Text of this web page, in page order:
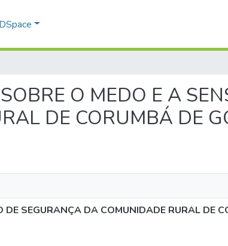
O MEDO E A
DE CORUMBÁ DE
SEGURANÇA DA COMUNIDADE RURAL DE